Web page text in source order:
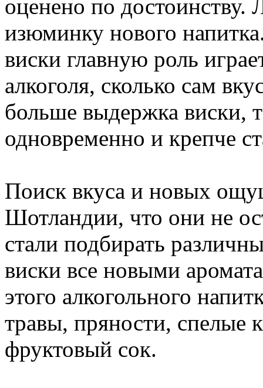
оценено по достоинству.
изюминку нового
виски главную роль
алкоголя, сколько сам
больше выдержка виски,
одновременно и крепче
Поиск вкуса и новых
Шотландии, что они не
стали подбирать
виски все новыми
этого алкогольного
травы, пряности, спелые
фруктовый сок.